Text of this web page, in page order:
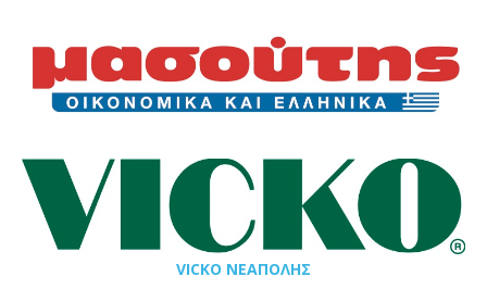
VICKO ΝΕΑΠΟΛΗΣ